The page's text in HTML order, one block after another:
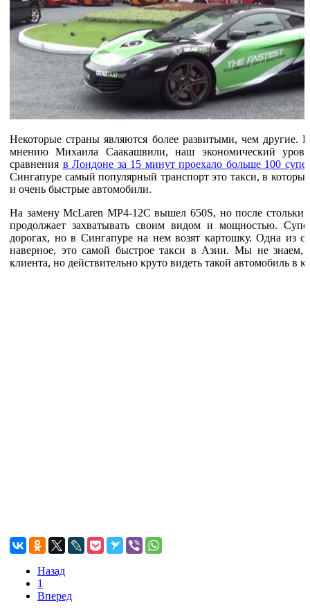
Некоторые страны являются более развитыми, чем другие.
мнению Михаила Саакашвили, наш экономический
сравнения в Лондоне за 15 минут проехало больше 100
Сингапуре самый популярный транспорт это такси, в
и очень быстрые автомобили.
На замену McLaren MP4-12C вышел 650S, но после стольких
продолжает захватывать своим видом и мощностью.
дорогах, но в Сингапуре на нем возят картошку. Одна из
наверное, это самой быстрое такси в Азии. Мы не знаем,
клиента, но действительно круто видеть такой автомобиль в
Назад
1
Вперед